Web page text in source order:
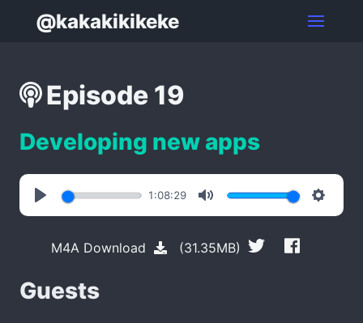
@kakakikikeke
Episode 19
Developing new apps
Play
1:08:29
Mute
M4A Download (31.35MB)
Guests